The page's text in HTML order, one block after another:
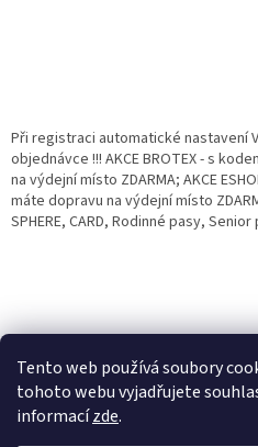
Tento web používá soubory
tohoto webu vyjadřujete
informacízde.
Při registraci automatické nastavení
objednávce !!! AKCE BROTEX - s
na výdejní místo ZDARMA; AKCE
máte dopravu na výdejní místo
SPHERE, CARD, Rodinné pasy, Senior